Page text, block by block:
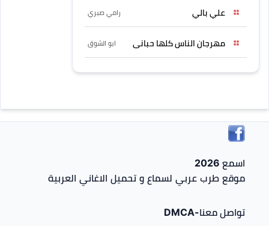
علي بالي رامي صبري
مهرجان الناس كلها حبانى ابو الشوق
اسمع 2026
موقع طرب عربي لسماع و تحميل الاغاني العربية
تواصل معنا-DMCA